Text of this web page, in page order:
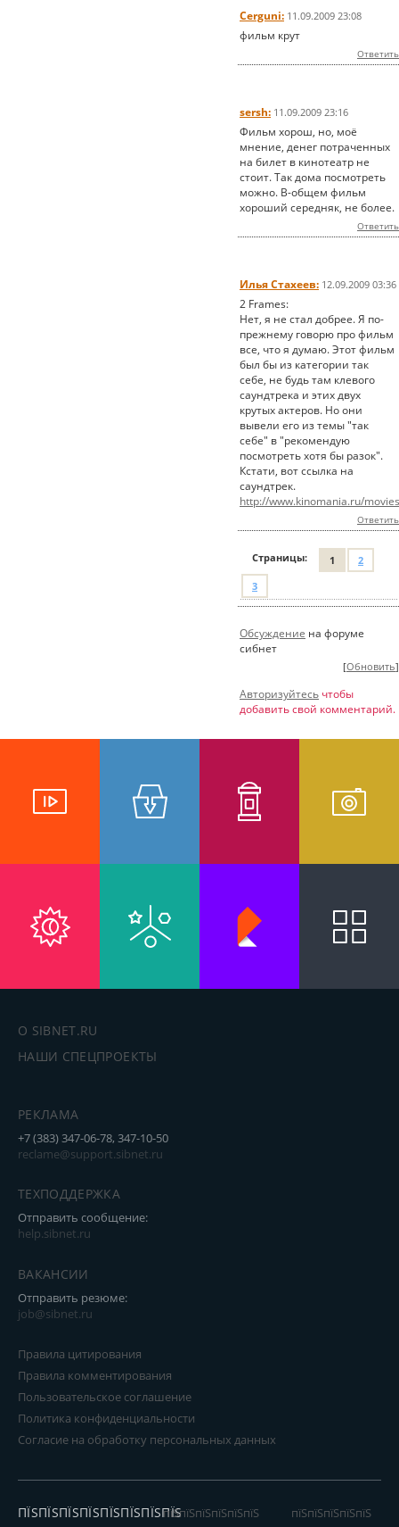
Cerguni: 11.09.2009 23:08
фильм крут
Ответить
sersh: 11.09.2009 23:16
Фильм хорош, но, моё
мнение, денег потраченных
на билет в кинотеатр не
стоит. Так дома посмотреть
можно. В-общем фильм
хороший середняк, не более.
Ответить
Илья Стахеев: 12.09.2009 03:36
2 Frames:
Нет, я не стал добрее. Я по-
прежнему говорю про фильм
все, что я думаю. Этот фильм
был бы из категории так
себе, не будь там клевого
саундтрека и этих двух
крутых актеров. Но они
вывели его из темы "так
себе" в "рекомендую
посмотреть хотя бы разок".
Кстати, вот ссылка на
саундтрек.
http://www.kinomania.ru/
Ответить
Страницы: 1
2
3
Обсуждение на форуме
сибнет
[Обновить]
Авторизуйтесь чтобы
добавить свой комментарий.
О SIBNET.RU
НАШИ СПЕЦПРОЕКТЫ
РЕКЛАМА
+7 (383) 347-06-78, 347-10-50
reclame@support.sibnet.ru
ТЕХПОДДЕРЖКА
Отправить сообщение:
help.sibnet.ru
ВАКАНСИИ
Отправить резюме:
job@sibnet.ru
Правила цитирования
Правила комментирования
Пользовательское соглашение
Политика конфиденциальности
Согласие на обработку персональных данных
ПЇЅПЇЅПЇЅПЇЅПЇЅПЇЅПЇЅПЇЅпїЅпїЅпїЅпїЅпїЅпїЅ
пїЅпїЅпїЅпїЅпїЅ